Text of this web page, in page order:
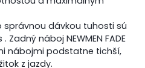
správnou dávkou tuhosti sú
Zadný náboj NEWMEN FADE
nábojmi podstatne tichší,
z jazdy.